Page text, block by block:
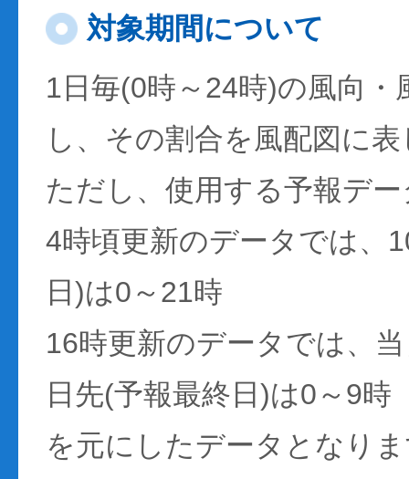
対象期間について
1日毎(0時～24時)の風向・
し、その割合を風配図に
ただし、使用する予報デ
4時頃更新のデータでは、
日)は0～21時
16時更新のデータでは、
日先(予報最終日)は0～9時
を元にしたデータとなり